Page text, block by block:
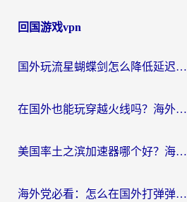
回国游戏vpn
国外玩流星蝴蝶剑怎么降低延迟？海外党必看的加速秘籍（含欧洲鸣潮&彩虹岛优化攻略）
在国外也能玩穿越火线吗？海外玩家国服游戏畅玩终极指南
美国率土之滨加速器哪个好？海外党国服游戏畅玩终极指南（附多游戏解决方案）
海外党必看：怎么在国外打弹弹堂不卡？番茄加速器亲测指南